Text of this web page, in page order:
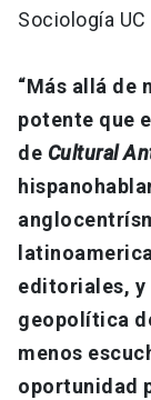
Sociología
“Más allá de
potente que
de Cultural
editoriales, y
geopolítica
menos
oportunidad